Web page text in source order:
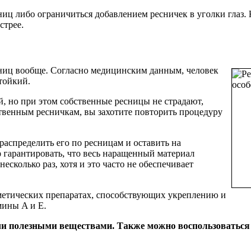
ограничиться добавлением ресничек в уголки
вообще. Согласно медицинским данным, человек
но при этом собственные ресницы не страдают,
ресничкам, вы захотите повторить процедуру
его по ресницам и оставить на
что весь наращенный материал
раз, хотя и это часто не обеспечивает
препаратах, способствующих укреплению и
A и E.
полезными веществами. Также можно